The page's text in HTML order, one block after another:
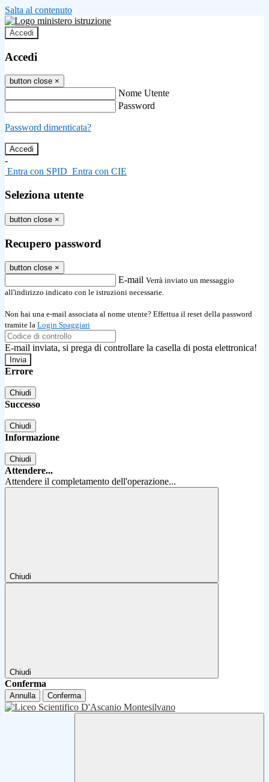
Salta al contenuto
Accedi
Accedi
button close ×
Nome Utente
Password
Password dimenticata?
-
Entra con SPID Entra con CIE
Seleziona utente
button close ×
Recupero password
button close ×
E-mail Verrà inviato un messaggio
all'indirizzo indicato con le istruzioni necessarie.
Non hai una e-mail associata al nome utente? Effettua il reset della password
tramite la Login Spaggiari
E-mail inviata, si prega di controllare la casella di posta elettronica!
Errore
Chiudi
Successo
Chiudi
Informazione
Chiudi
Attendere...
Attendere il completamento dell'operazione...
Chiudi
Chiudi
Conferma
Annulla Conferma